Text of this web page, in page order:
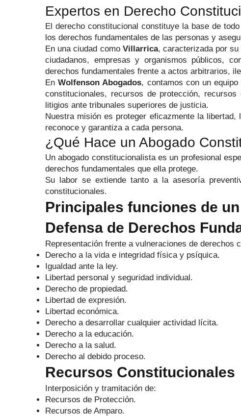
Expertos en Derecho
El derecho constitucional constituye la base de
los derechos fundamentales de las personas y
En una ciudad como Villarrica, caracterizada por
ciudadanos, empresas y organismos públicos,
derechos fundamentales frente a actos arbitrarios,
EnWolfenson Abogados, contamos con un
constitucionales, recursos de protección,
litigios ante tribunales superiores de justicia.
Nuestra misión es proteger eficazmente la
reconoce y garantiza a cada persona.
¿Qué Hace un Abogado
Un abogado constitucionalista es un profesional
derechos fundamentales que ella protege.
Su labor se extiende tanto a la asesoría
constitucionales.
Principales funciones de
Defensa de Derechos
Representación frente a vulneraciones de derechos
Derecho a la vida e integridad física y psíquica.
Igualdad ante la ley.
Libertad personal y seguridad individual.
Derecho de propiedad.
Libertad de expresión.
Libertad económica.
Derecho a desarrollar cualquier actividad lícita.
Derecho a la educación.
Derecho a la salud.
Derecho al debido proceso.
Recursos Constitucionales
Interposición y tramitación de:
Recursos de Protección.
Recursos de Amparo.